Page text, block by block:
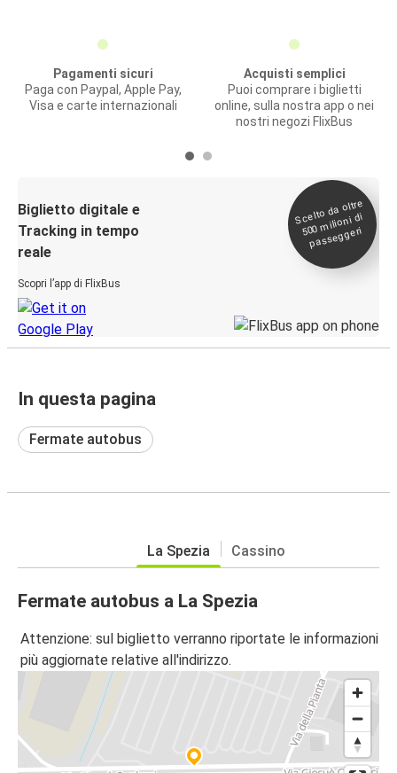
Pagamenti sicuri
Paga con Paypal, Apple Pay,
Visa e carte internazionali
Acquisti semplici
Puoi comprare i biglietti
online, sulla nostra app o nei
nostri negozi FlixBus
Biglietto digitale e
Tracking in tempo
reale
Scopri l’app di FlixBus
Scelto da oltre
500
milioni di
passeggeri
In questa pagina
Fermate autobus
La Spezia Cassino
Fermate autobus a La Spezia
Attenzione: sul biglietto verranno riportate le informazioni
più aggiornate relative all'indirizzo.